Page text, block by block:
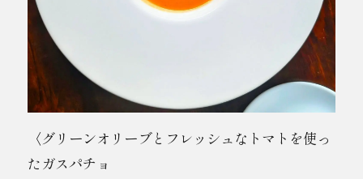
〈グリーンオリーブとフレッシュなトマトを使っ
たガスパチョ